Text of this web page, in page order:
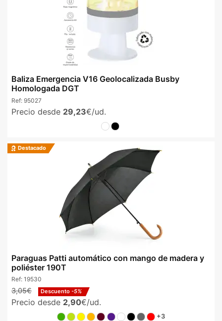
Baliza Emergencia V16 Geolocalizada Busby
Homologada DGT
Ref: 95027
Precio desde 29,23€/ud.
Destacado
Paraguas Patti automático con mango de madera y
poliéster 190T
Ref: 19530
3,05€ Descuento -5%
Precio desde 2,90€/ud.
+3